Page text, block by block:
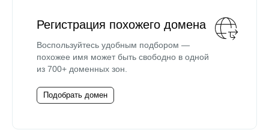
Регистрация похожего домена
Воспользуйтесь удобным подбором —
похожее имя может быть свободно в одной
из 700+ доменных зон.
Подобрать домен